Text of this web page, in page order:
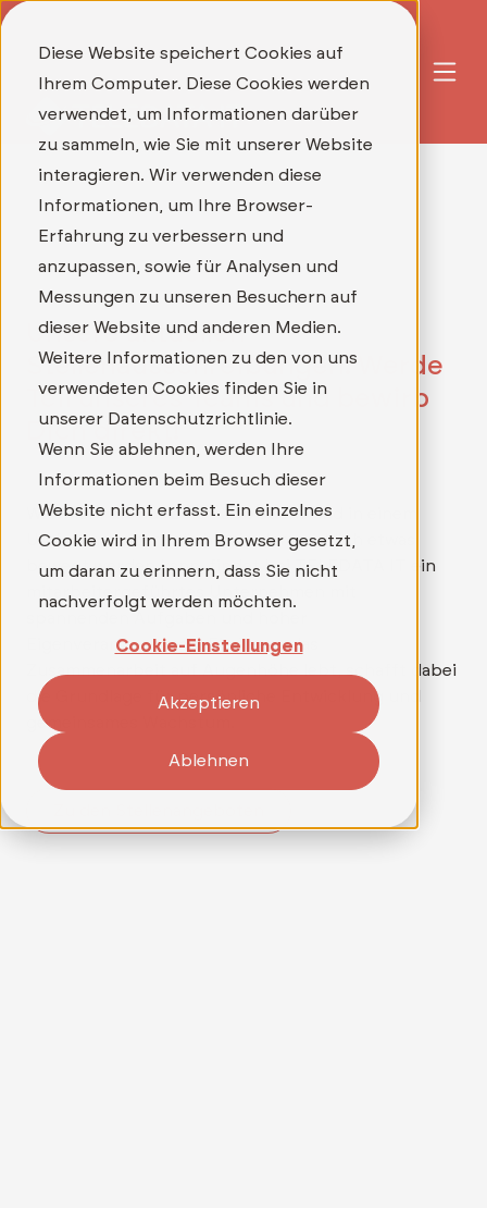
Diese Website speichert Cookies auf
Ihrem Computer. Diese Cookies werden
verwendet, um Informationen darüber
zu sammeln, wie Sie mit unserer Website
interagieren. Wir verwenden diese
Informationen, um Ihre Browser-
Erfahrung zu verbessern und
anzupassen, sowie für Analysen und
Messungen zu unseren Besuchern auf
dieser Website und anderen Medien.
Weitere Informationen zu den von uns
verwendeten Cookies finden Sie in
unserer Datenschutzrichtlinie.
Wenn Sie ablehnen, werden Ihre
Informationen beim Besuch dieser
Website nicht erfasst. Ein einzelnes
Cookie wird in Ihrem Browser gesetzt,
um daran zu erinnern, dass Sie nicht
nachverfolgt werden möchten.
Cookie-Einstellungen
Akzeptieren
Ablehnen
Unsere aktuellen
Stellenausschreibungen: Werde
Teil unseres Teams und bewirb
Dich direkt!
Wer mehr als nur einen Job sucht und in einem
Umfeld arbeiten möchte, in dem wirklich etwas
bewegt werden kann, findet bei TELEDATA IT ein
mitarbeitergeführtes Unternehmen mit
spannenden Aufgaben und hoher
Eigenverantwortung. Ein Team, das
Zusammenarbeit auf Augenhöhe lebt, schafft dabei
die Grundlage für persönliche Entwicklung und
gemeinsames Wachstum.